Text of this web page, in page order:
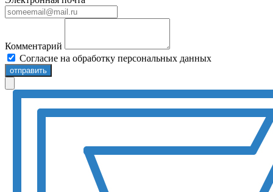
Комментарий
Согласие на обработку персональных данных
отправить